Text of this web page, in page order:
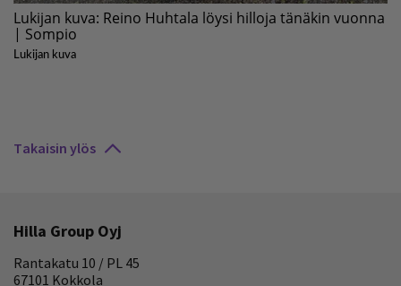
Takaisin ylös
Hilla Group Oyj
Rantakatu 10 / PL 45
67101 Kokkola